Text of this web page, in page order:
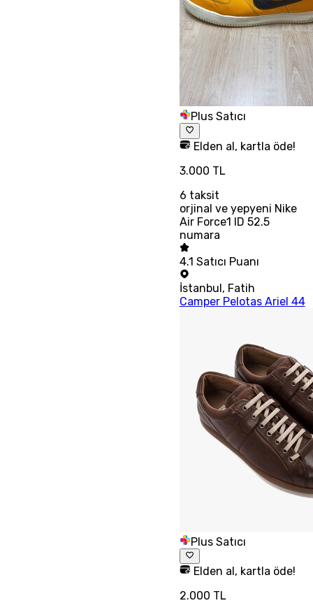
Plus Satıcı
Elden al, kartla öde!
3.000 TL
6 taksit
orjinal ve yepyeni Nike
Air Force1 ID 52.5
numara
4.1 Satıcı Puanı
İstanbul, Fatih
Camper Pelotas Ariel 44
Plus Satıcı
Elden al, kartla öde!
2.000 TL